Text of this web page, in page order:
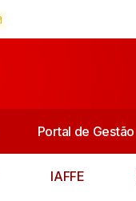
Portal de Gestão
IAFFE